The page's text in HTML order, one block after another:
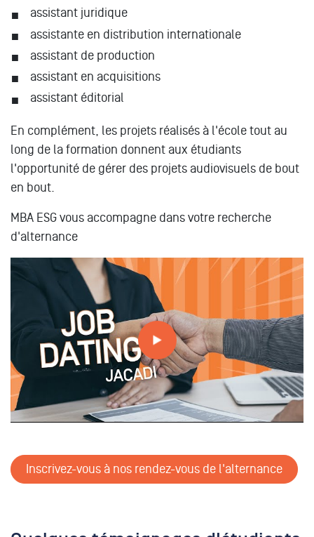
assistant juridique
assistante en distribution internationale
assistant de production
assistant en acquisitions
assistant éditorial
En complément, les projets réalisés à l'école tout au
long de la formation donnent aux étudiants
l'opportunité de gérer des projets audiovisuels de bout
en bout.
MBA ESG vous accompagne dans votre recherche
d'alternance
Job Dating : JACADI x MBA ESG
Inscrivez-vous à nos rendez-vous de l'alternance